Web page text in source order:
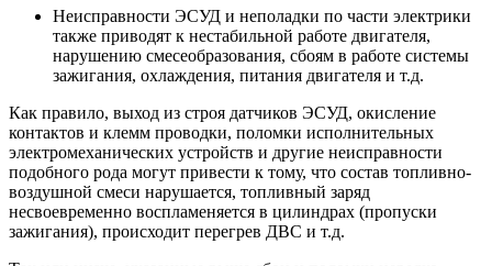
Неисправности ЭСУД и неполадки по части электрики
также приводят к нестабильной работе двигателя,
нарушению смесеобразования, сбоям в работе системы
зажигания, охлаждения, питания двигателя и т.д.
Как правило, выход из строя датчиков ЭСУД, окисление
контактов и клемм проводки, поломки исполнительных
электромеханических устройств и другие неисправности
подобного рода могут привести к тому, что состав топливно-
воздушной смеси нарушается, топливный заряд
несвоевременно воспламеняется в цилиндрах (пропуски
зажигания), происходит перегрев ДВС и т.д.